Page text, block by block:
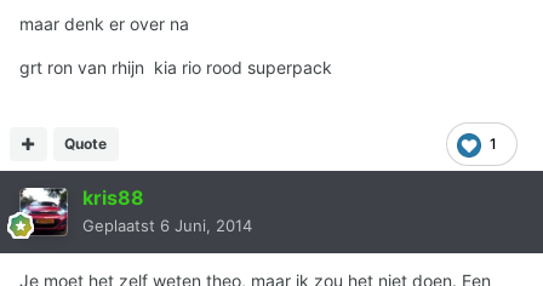
maar denk er over na
grt ron van rhijn kia rio rood superpack
1
Quote
kris88
Geplaatst 6 Juni, 2014
Je moet het zelf weten theo, maar ik zou het niet doen. Een